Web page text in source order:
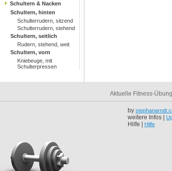
Schultern & Nacken
Schultern, hinten
Schulterrudern, sitzend
Schulterrudern, stehend
Schultern, seitlich
Rudern, stehend, weit
Schultern, vorn
Kniebeuge, mit
Schulterpressen
Aktuelle Fitness-
by
weitere Infos |
Hilfe | Hilfe